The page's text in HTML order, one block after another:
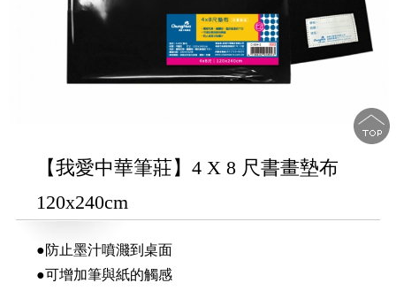
【我愛中華筆莊】4 X 8 尺書畫墊布
120x240cm
●防止墨汁噴濺到桌面
●可增加筆與紙的觸感